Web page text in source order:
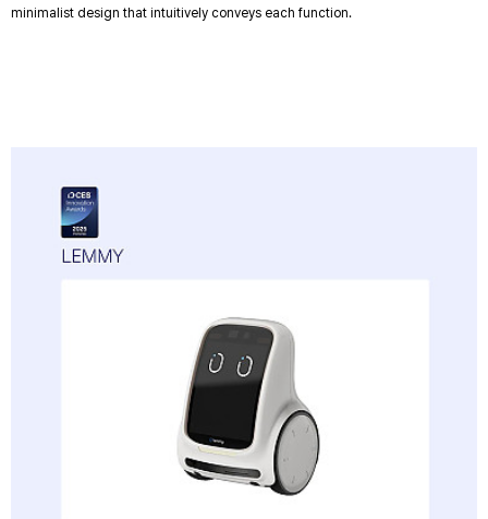
minimalist design that intuitively conveys each function.